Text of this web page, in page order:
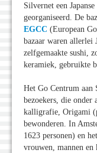
Silvernet een
georganiseerd. De
EGCC (European
bazaar waren allerlei
zelfgemaakte sushi,
keramiek, gebruikte
Het Go Centrum aan
bezoekers, die onder
kalligrafie, Origami
bewonderen. In
1623 personen) en
vrouwen, mannen en